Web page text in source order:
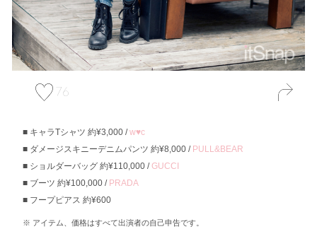
76
キャラTシャツ 約¥3,000 /w♥c
ダメージスキニーデニムパンツ 約¥8,000 / PULL&BEAR
ショルダーバッグ 約¥110,000 /GUCCI
ブーツ 約¥100,000 / PRADA
フープピアス 約¥600
アイテム、価格はすべて出演者の自己申告です。